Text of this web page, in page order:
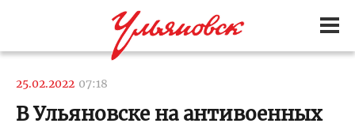
25.02.2022 07:18
В Ульяновске на антивоенных